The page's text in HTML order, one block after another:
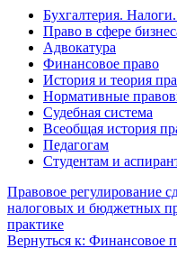
Бухгалтерия.
Право в сфере
Адвокатура
Финансовое право
История и теория
Нормативные
Судебная система
Всеобщая история
Педагогам
Студентам и
Правовое регулирование
налоговых и бюджетных
практике
Вернуться к: Финансовое